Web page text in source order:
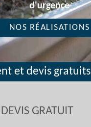
d'urgence
NOS RÉALISATIONS
et devis gratuits
DEVIS GRATUIT